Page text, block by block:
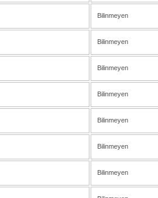
Bilinmeyen
Bilinmeyen
Bilinmeyen
Bilinmeyen
Bilinmeyen
Bilinmeyen
Bilinmeyen